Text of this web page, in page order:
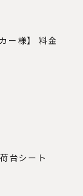
ー様】 料金
台シート